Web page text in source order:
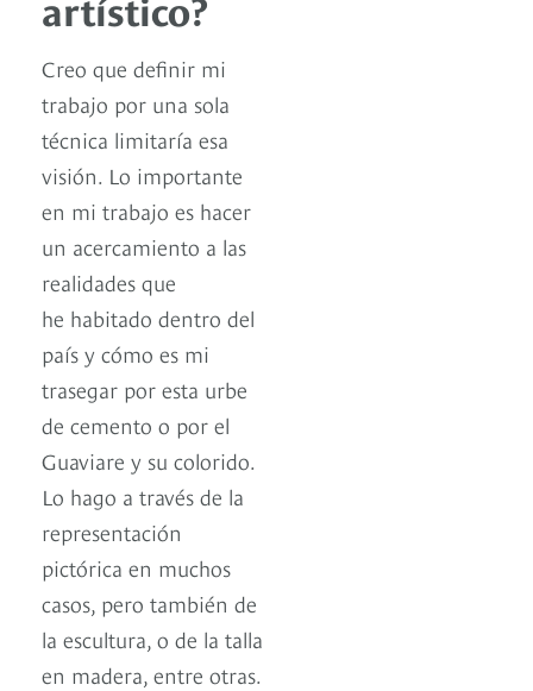
Creo que definir mi
trabajo por una sola
técnica limitaría esa
visión. Lo importante
en mi trabajo es hacer
un acercamiento a las
realidades que
he habitado dentro del
país y cómo es mi
trasegar por esta urbe
de cemento o por el
Guaviare y su colorido.
Lo hago a través de la
representación
pictórica en muchos
casos, pero también de
la escultura, o de la talla
en madera, entre otras.